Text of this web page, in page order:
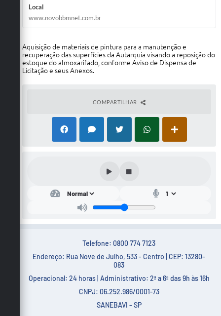
Local
www.novobbmnet.com.br
Aquisição de materiais de pintura para a manutenção e
recuperação das superfícies da Autarquia visando a reposição do
estoque do almoxarifado, conforme Aviso de Dispensa de
Licitação e seus Anexos.
COMPARTILHAR
Telefone: 0800 774 7123
Endereço: Rua Nove de Julho, 533 - Centro | CEP: 13280-
083
Operacional: 24 horas | Administrativo: 2ª a 6ª das 9h às 16h
CNPJ: 06.252.986/0001-73
SANEBAVI - SP